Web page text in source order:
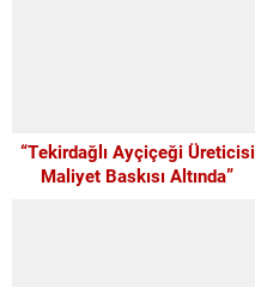
“Tekirdağlı Ayçiçeği Üreticisi
Maliyet Baskısı Altında”